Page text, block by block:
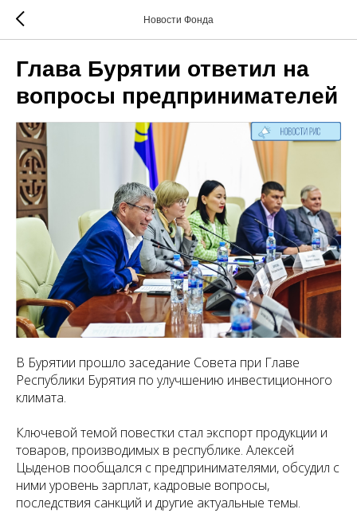
Новости Фонда
Глава Бурятии ответил на
вопросы предпринимателей
В Бурятии прошло заседание Совета при Главе
Республики Бурятия по улучшению инвестиционного
климата.
Ключевой темой повестки стал экспорт продукции и
товаров, производимых в республике. Алексей
Цыденов пообщался с предпринимателями, обсудил с
ними уровень зарплат, кадровые вопросы,
последствия санкций и другие актуальные темы.